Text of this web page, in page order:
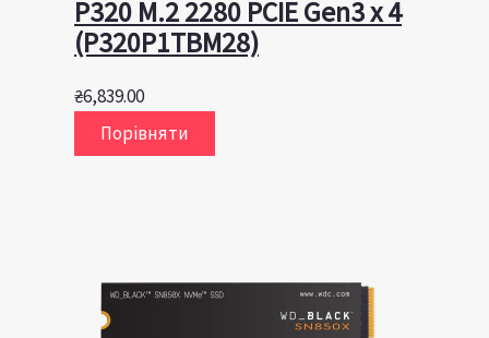
P320 M.2 2280 PCIE Gen3 x 4
(P320P1TBM28)
₴6,839.00
Порівняти